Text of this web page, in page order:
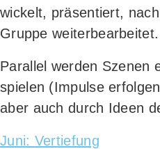
wi­ckelt, prä­sen­tiert,
Grup­pe weiterbearbeitet.
Par­al­lel wer­den Sze­nen
spie­len (Impul­se
aber auch durch Ideen
Juni: Ver­tie­fung